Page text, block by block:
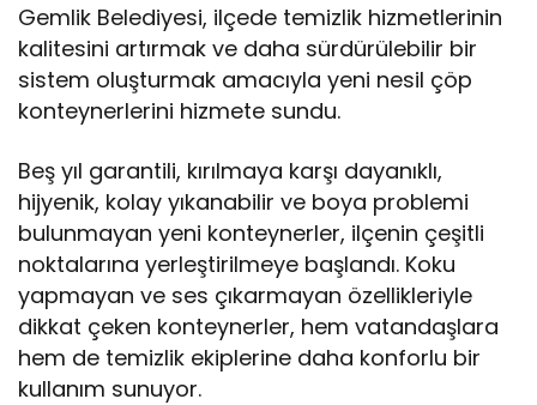
Gemlik Belediyesi, ilçede temizlik hizmetlerinin
kalitesini artırmak ve daha sürdürülebilir bir
sistem oluşturmak amacıyla yeni nesil çöp
konteynerlerini hizmete sundu.
Beş yıl garantili, kırılmaya karşı dayanıklı,
hijyenik, kolay yıkanabilir ve boya problemi
bulunmayan yeni konteynerler, ilçenin çeşitli
noktalarına yerleştirilmeye başlandı. Koku
yapmayan ve ses çıkarmayan özellikleriyle
dikkat çeken konteynerler, hem vatandaşlara
hem de temizlik ekiplerine daha konforlu bir
kullanım sunuyor.